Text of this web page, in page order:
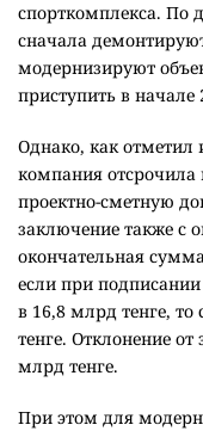
спорткомплекса. По
сначала
модернизируют
приступить в начале
Однако, как отметил
компания отсрочила
проектно-сметную
заключение также с
окончательная
если при
в 16,8 млрд тенге,
тенге. Отклонение от
млрд тенге.
При этом для